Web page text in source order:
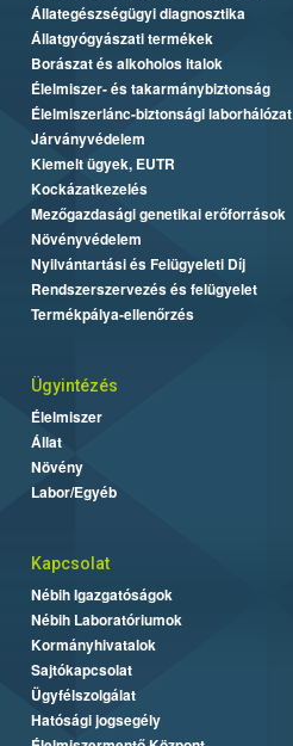
Állategészségügyi diagnosztika
Állatgyógyászati termékek
Borászat és alkoholos italok
Élelmiszer- és takarmánybiztonság
Élelmiszerlánc-biztonsági laborhálózat
Járványvédelem
Kiemelt ügyek, EUTR
Kockázatkezelés
Mezőgazdasági genetikai erőforrások
Növényvédelem
Nyilvántartási és Felügyeleti Díj
Rendszerszervezés és felügyelet
Termékpálya-ellenőrzés
Ügyintézés
Élelmiszer
Állat
Növény
Labor/Egyéb
Kapcsolat
Nébih Igazgatóságok
Nébih Laboratóriumok
Kormányhivatalok
Sajtókapcsolat
Ügyfélszolgálat
Hatósági jogsegély